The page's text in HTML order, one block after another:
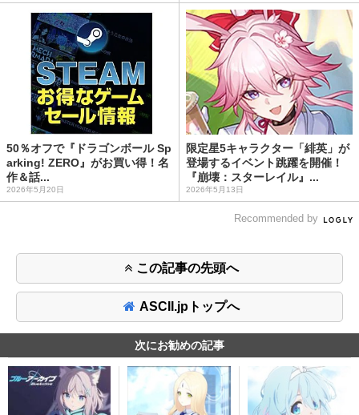
50％オフで『ドラゴンボール Sp
arking! ZERO』がお買い得！名
作＆話...
2026年5月20日
限定星5キャラクター「緋英」が
登場するイベント跳躍を開催！
『崩壊：スターレイル』...
2026年5月13日
Recommended by
この記事の先頭へ
ASCII.jpトップへ
次にお勧めの記事